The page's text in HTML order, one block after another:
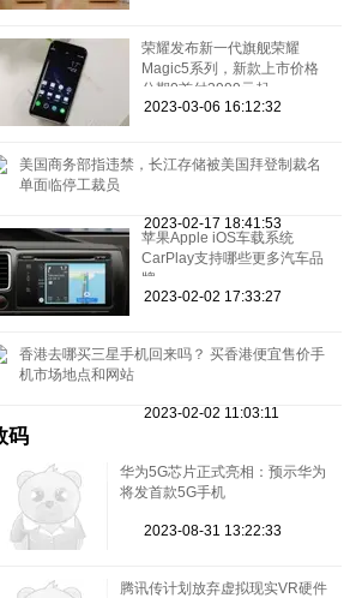
荣耀发布新一代旗舰荣耀
Magic5系列，新款上市价格
分期0首付3999元起
2023-03-06 16:12:32
美国商务部指违禁，长江存储被美国拜登制裁名
单面临停工裁员
2023-02-17 18:41:53
苹果Apple iOS车载系统
CarPlay支持哪些更多汽车品
牌
2023-02-02 17:33:27
香港去哪买三星手机回来吗？ 买香港便宜售价手
机市场地点和网站
2023-02-02 11:03:11
码
华为5G芯片正式亮相：预示华为
将发首款5G手机
2023-08-31 13:22:33
腾讯传计划放弃虚拟现实VR硬件